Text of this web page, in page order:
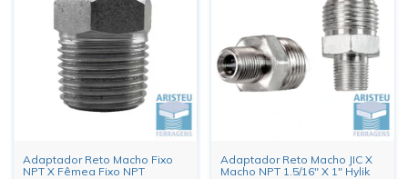
Adaptador Reto Macho Fixo
NPT X Fêmea Fixo NPT
Adaptador Reto Macho JIC X
Macho NPT 1.5/16" X 1" Hylik